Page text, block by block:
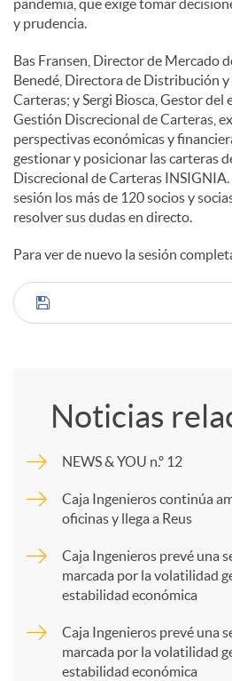
pandemia, que exige tomar
y prudencia.
Bas Fransen, Director de Mercado
Benedé, Directora de Distribución
Carteras; y Sergi Biosca, Gestor
Gestión Discrecional de Carteras,
perspectivas económicas y
gestionar y posicionar las carteras
Discrecional de Carteras
sesión los más de 120 socios y
resolver sus dudas en directo.
Para ver de nuevo la sesión
C
m
p
a
Noticias
NEWS & YOU n.º 12
Caja Ingenieros continúa
oficinas y llega a Reus
Caja Ingenieros prevé una
marcada por la volatilidad
estabilidad económica
Caja Ingenieros prevé una
marcada por la volatilidad
estabilidad económica